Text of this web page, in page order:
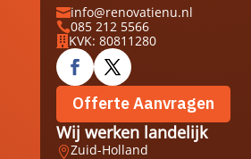
info@renovatienu.nl
085 212 5566
 KVK: 80811280
Offerte Aanvragen
Wij werken landelijk
Zuid-Holland